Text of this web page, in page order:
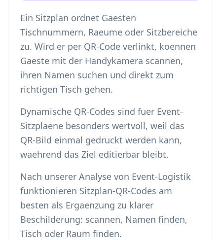
Ein Sitzplan ordnet Gaesten
Tischnummern, Raeume oder Sitzbereiche
zu. Wird er per QR-Code verlinkt, koennen
Gaeste mit der Handykamera scannen,
ihren Namen suchen und direkt zum
richtigen Tisch gehen.
Dynamische QR-Codes sind fuer Event-
Sitzplaene besonders wertvoll, weil das
QR-Bild einmal gedruckt werden kann,
waehrend das Ziel editierbar bleibt.
Nach unserer Analyse von Event-Logistik
funktionieren Sitzplan-QR-Codes am
besten als Ergaenzung zu klarer
Beschilderung: scannen, Namen finden,
Tisch oder Raum finden.